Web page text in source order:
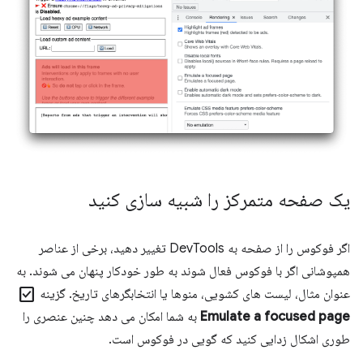
یک صفحه متمرکز را شبیه سازی کنید
اگر فوکوس را از صفحه به DevTools تغییر دهید، برخی از عناصر
همپوشانی اگر با فوکوس فعال شوند به طور خودکار پنهان می شوند. به
عنوان مثال، لیست های کشویی، منوها یا انتخابگرهای تاریخ. گزینه check_box
Emulate a focused page به شما امکان می دهد چنین عنصری را
طوری اشکال زدایی کنید که گویی در فوکوس است.